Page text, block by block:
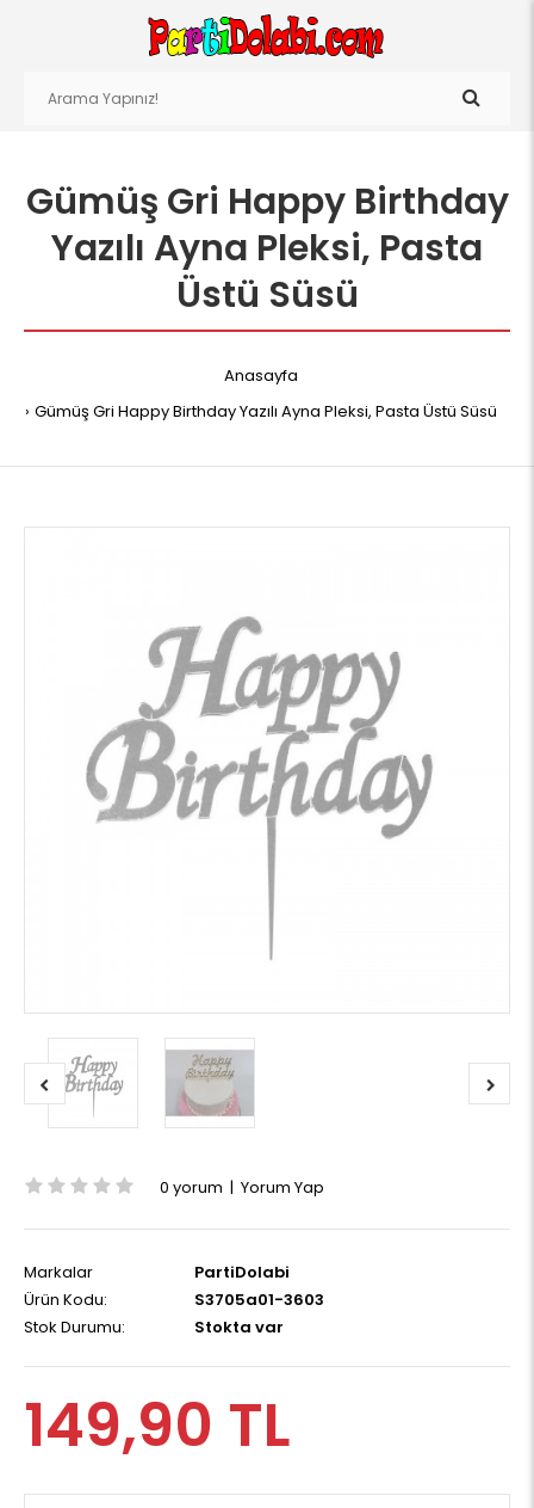
Gümüş Gri Happy Birthday
Yazılı Ayna Pleksi, Pasta
Üstü Süsü
Anasayfa
Gümüş Gri Happy Birthday Yazılı Ayna Pleksi, Pasta Üstü Süsü
0 yorum | Yorum Yap
Markalar
PartiDolabi
Ürün Kodu:
S3705a01-3603
Stok Durumu:
Stokta var
149,90 TL